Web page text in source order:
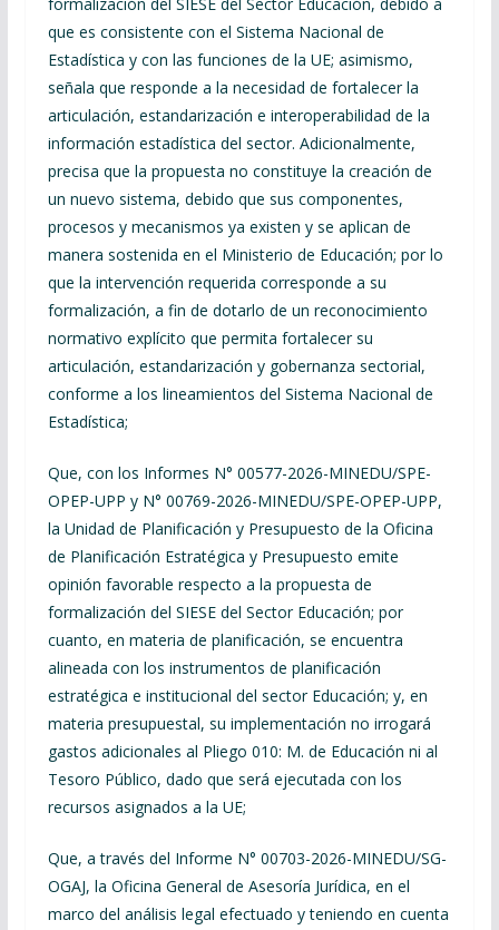
que es consistente con el Sistema Nacional de
Estadística y con las funciones de la UE; asimismo,
señala que responde a la necesidad de fortalecer la
articulación, estandarización e interoperabilidad de la
información estadística del sector. Adicionalmente,
precisa que la propuesta no constituye la creación de
un nuevo sistema, debido que sus componentes,
procesos y mecanismos ya existen y se aplican de
manera sostenida en el Ministerio de Educación; por lo
que la intervención requerida corresponde a su
formalización, a fin de dotarlo de un reconocimiento
normativo explícito que permita fortalecer su
articulación, estandarización y gobernanza sectorial,
conforme a los lineamientos del Sistema Nacional de
Estadística;
Que, con los Informes N° 00577-2026-MINEDU/SPE-
OPEP-UPP y N° 00769-2026-MINEDU/SPE-OPEP-UPP,
la Unidad de Planificación y Presupuesto de la Oficina
de Planificación Estratégica y Presupuesto emite
opinión favorable respecto a la propuesta de
formalización del SIESE del Sector Educación; por
cuanto, en materia de planificación, se encuentra
alineada con los instrumentos de planificación
estratégica e institucional del sector Educación; y, en
materia presupuestal, su implementación no irrogará
gastos adicionales al Pliego 010: M. de Educación ni al
Tesoro Público, dado que será ejecutada con los
recursos asignados a la UE;
Que, a través del Informe N° 00703-2026-MINEDU/SG-
OGAJ, la Oficina General de Asesoría Jurídica, en el
marco del análisis legal efectuado y teniendo en cuenta